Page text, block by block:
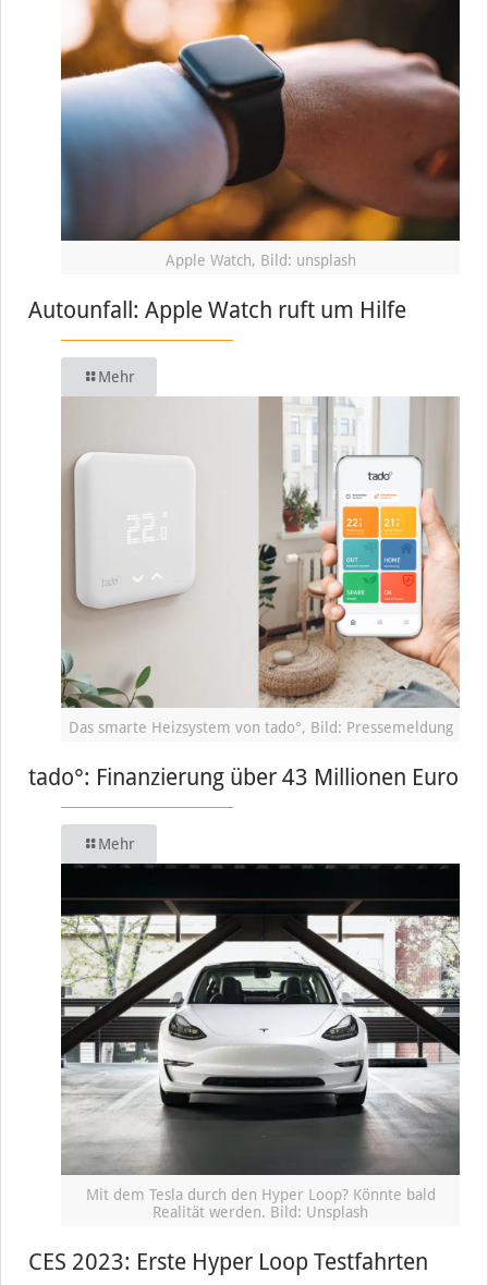
Apple Watch, Bild: unsplash
Autounfall: Apple Watch ruft um Hilfe
Mehr
Das smarte Heizsystem von tado°, Bild: Pressemeldung
tado°: Finanzierung über 43 Millionen Euro
Mehr
Mit dem Tesla durch den Hyper Loop? Könnte bald
Realität werden. Bild: Unsplash
CES 2023: Erste Hyper Loop Testfahrten